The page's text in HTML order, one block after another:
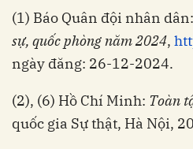
(1) Báo Quân đội nhân
sự, quốc phòng năm 2024,
ngày đăng: 26-12-2024.
(2), (6) Hồ Chí Minh: Toàn
quốc gia Sự thật, Hà Nội,